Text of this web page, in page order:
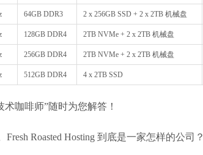
64GB DDR3 2 x 256GB SSD + 2 x 2TB 机械盘
128GB DDR4 2TB NVMe + 2 x 2TB 机械盘
256GB DDR4 2TB NVMe + 2 x 2TB 机械盘
512GB DDR4 4 x 2TB SSD
咖啡师”随时为您解答！
Roasted Hosting 到底是一家怎样的公司？